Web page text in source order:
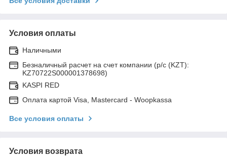
Условия оплаты
Наличными
Безналичный расчет на счет компании (р/с (KZT):
KZ70722S000001378698)
KASPI RED
Оплата картой Visa, Mastercard - Woopkassa
Все условия оплаты
Условия возврата